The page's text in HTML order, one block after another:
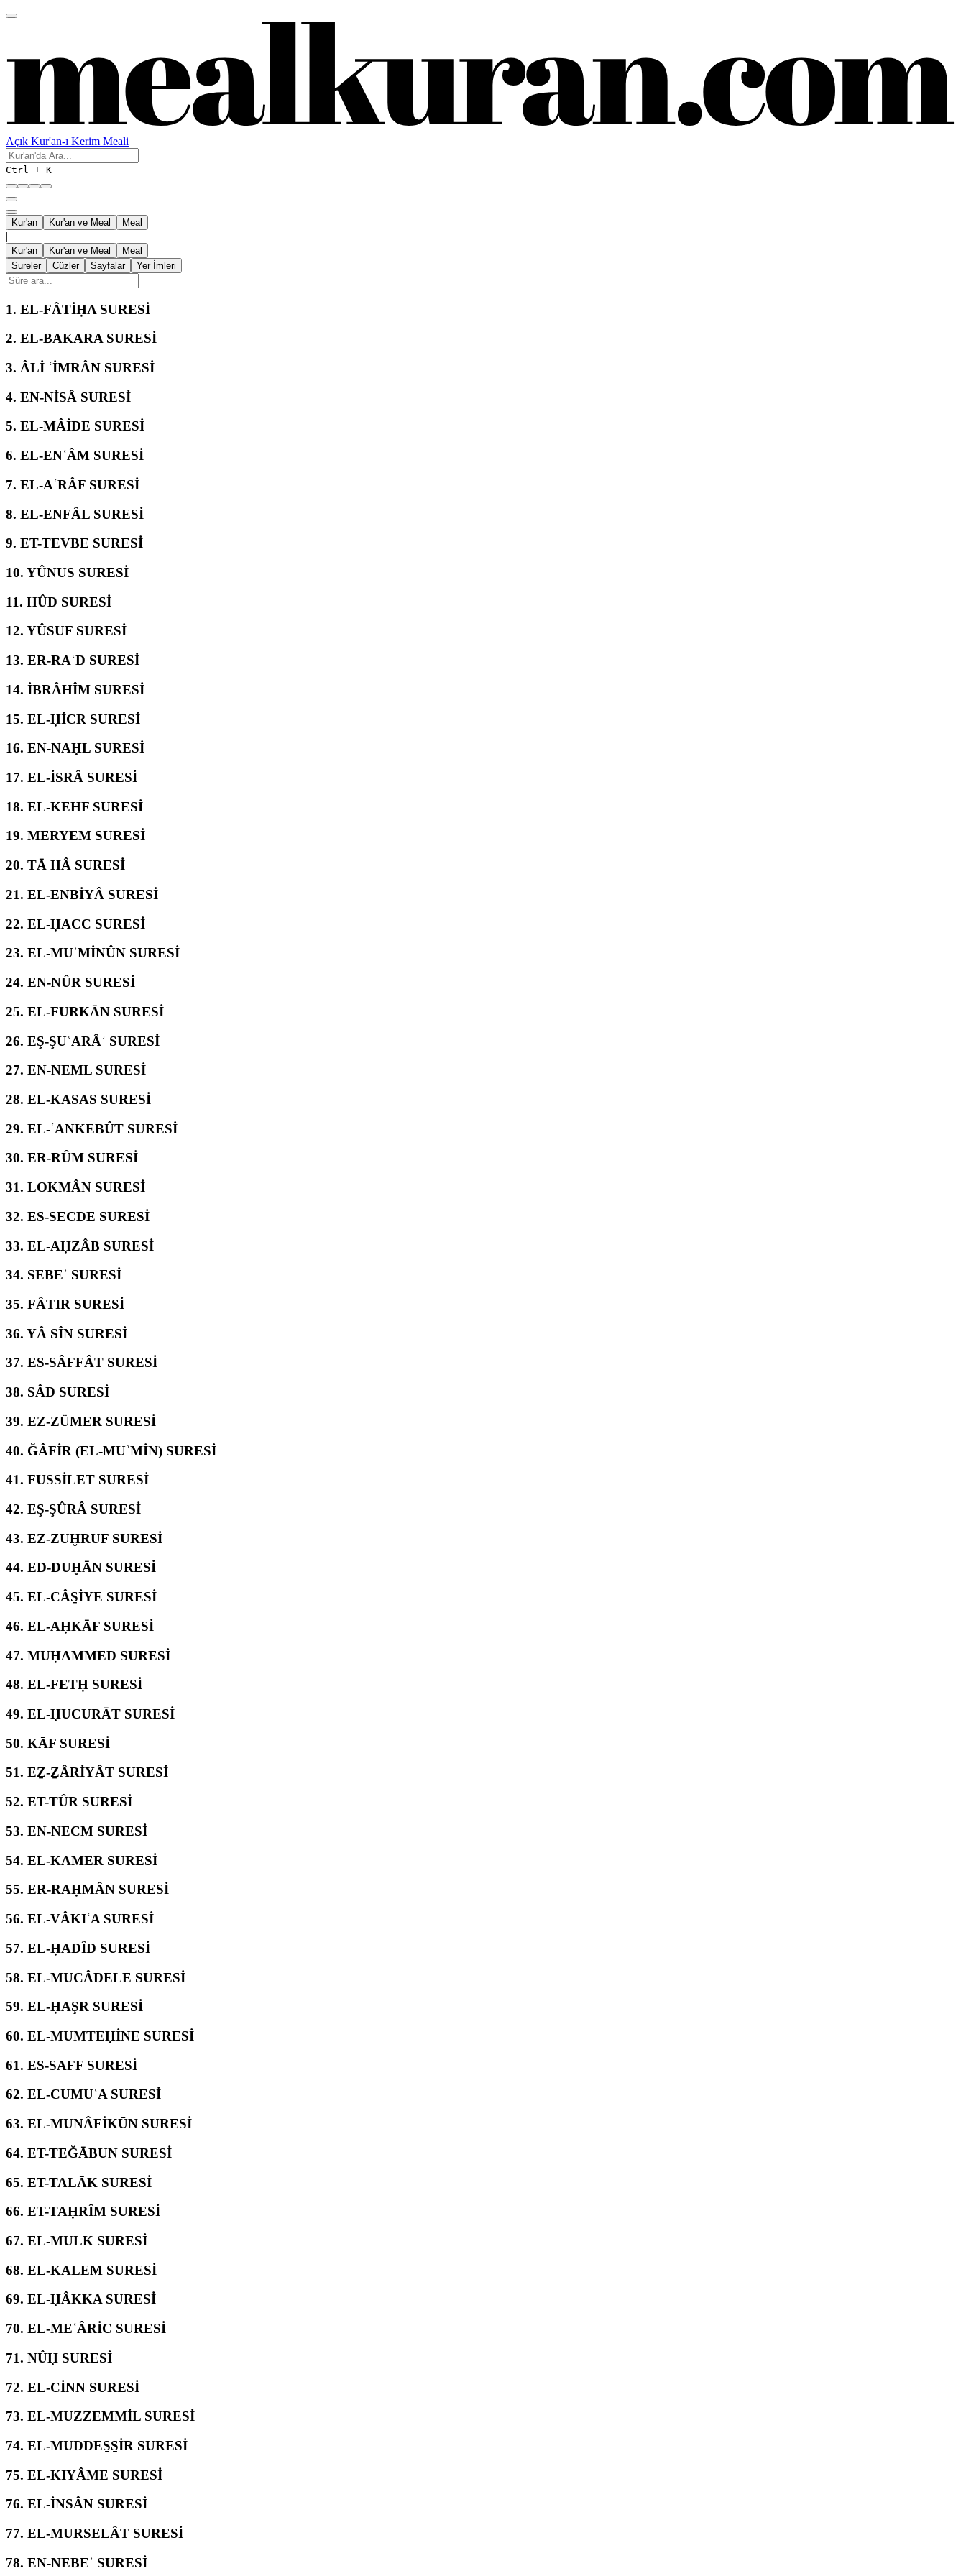
Açık Kur'an-ı Kerim Meali
Ctrl + K
Kur'an Kur'an ve Meal Meal
|
Kur'an Kur'an ve Meal
Meal
Sureler
Cüzler Sayfalar Yer İmleri
1. EL-FÂTİḤA SURESİ
2. EL-BAKARA SURESİ
3. ÂLİ ʿİMRÂN SURESİ
4. EN-NİSÂ SURESİ
5. EL-MÂİDE SURESİ
6. EL-ENʿÂM SURESİ
7. EL-AʿRÂF SURESİ
8. EL-ENFÂL SURESİ
9. ET-TEVBE SURESİ
10. YÛNUS SURESİ
11. HÛD SURESİ
12. YÛSUF SURESİ
13. ER-RAʿD SURESİ
14. İBRÂHÎM SURESİ
15. EL-ḤİCR SURESİ
16. EN-NAḤL SURESİ
17. EL-İSRÂ SURESİ
18. EL-KEHF SURESİ
19. MERYEM SURESİ
20. TĀ HÂ SURESİ
21. EL-ENBİYÂ SURESİ
22. EL-ḤACC SURESİ
23. EL-MUʾMİNÛN SURESİ
24. EN-NÛR SURESİ
25. EL-FURKĀN SURESİ
26. EŞ-ŞUʿARÂʾ SURESİ
27. EN-NEML SURESİ
28. EL-KASAS SURESİ
29. EL-ʿANKEBÛT SURESİ
30. ER-RÛM SURESİ
31. LOKMÂN SURESİ
32. ES-SECDE SURESİ
33. EL-AḤZÂB SURESİ
34. SEBEʾ SURESİ
35. FÂTIR SURESİ
36. YÂ SÎN SURESİ
37. ES-SÂFFÂT SURESİ
38. SÂD SURESİ
39. EZ-ZÜMER SURESİ
40. ĞÂFİR (EL-MUʾMİN) SURESİ
41. FUSSİLET SURESİ
42. EŞ-ŞÛRÂ SURESİ
43. EZ-ZUḪRUF SURESİ
44. ED-DUḪĀN SURESİ
45. EL-CÂS̱İYE SURESİ
46. EL-AḤKĀF SURESİ
47. MUḤAMMED SURESİ
48. EL-FETḤ SURESİ
49. EL-ḤUCURĀT SURESİ
50. KĀF SURESİ
51. EẔ-ẔÂRİYÂT SURESİ
52. ET-TÛR SURESİ
53. EN-NECM SURESİ
54. EL-KAMER SURESİ
55. ER-RAḤMÂN SURESİ
56. EL-VÂKIʿA SURESİ
57. EL-ḤADÎD SURESİ
58. EL-MUCÂDELE SURESİ
59. EL-ḤAŞR SURESİ
60. EL-MUMTEḤİNE SURESİ
61. ES-SAFF SURESİ
62. EL-CUMUʿA SURESİ
63. EL-MUNÂFİKŪN SURESİ
64. ET-TEĞĀBUN SURESİ
65. ET-TALĀK SURESİ
66. ET-TAḤRÎM SURESİ
67. EL-MULK SURESİ
68. EL-KALEM SURESİ
69. EL-ḤÂKKA SURESİ
70. EL-MEʿÂRİC SURESİ
71. NÛḤ SURESİ
72. EL-CİNN SURESİ
73. EL-MUZZEMMİL SURESİ
74. EL-MUDDES̱S̱İR SURESİ
75. EL-KIYÂME SURESİ
76. EL-İNSÂN SURESİ
77. EL-MURSELÂT SURESİ
78. EN-NEBEʾ SURESİ